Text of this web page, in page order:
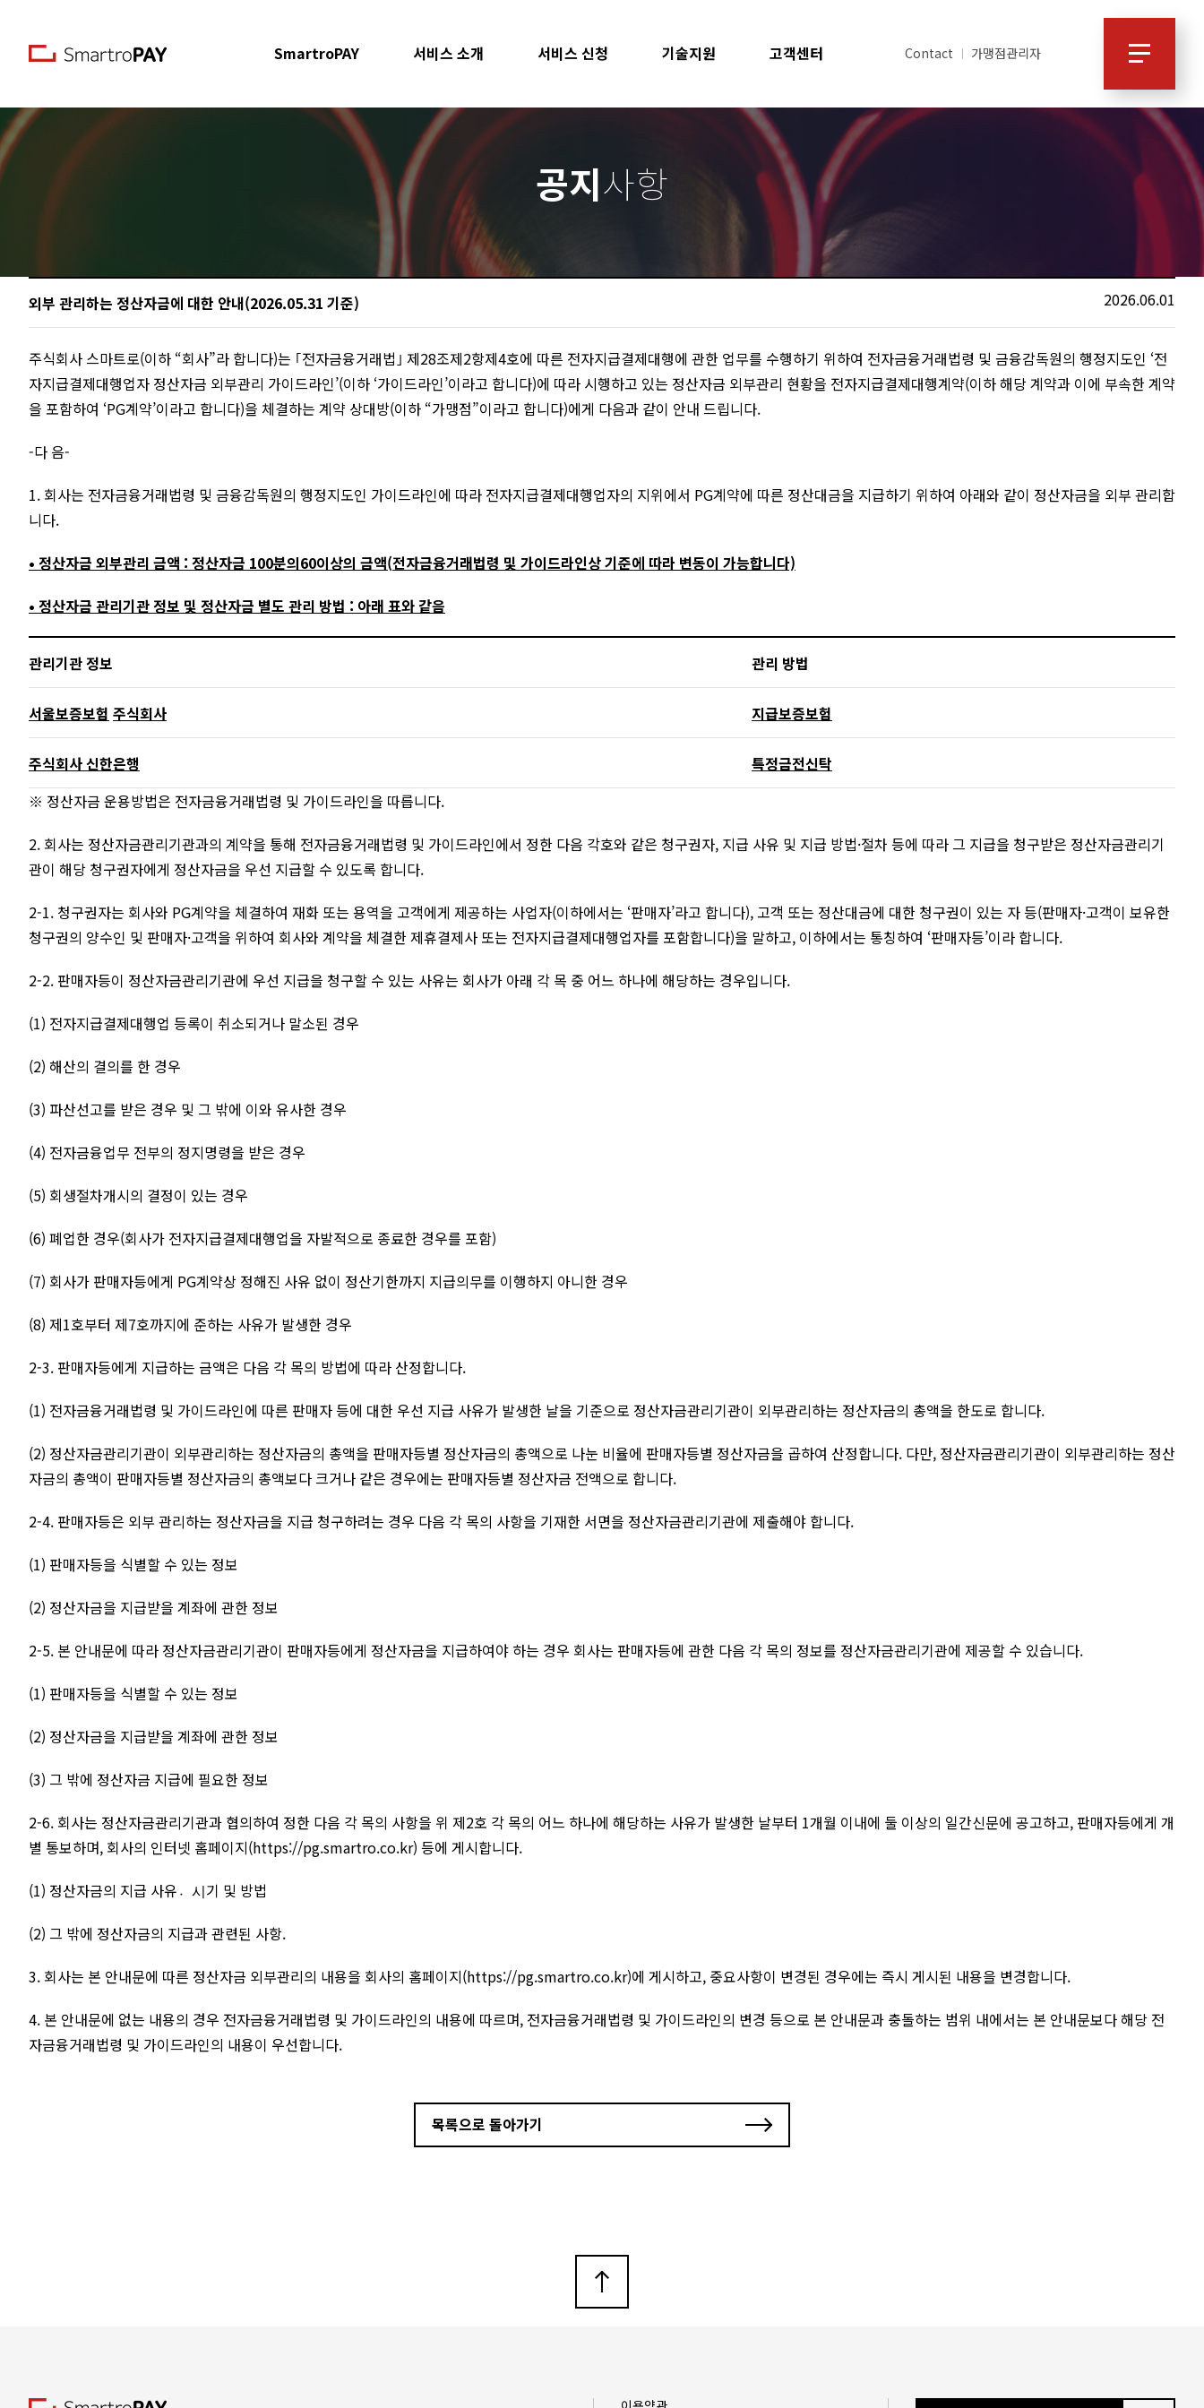
SmartroPAY 서비스 소개 서비스 신청 기술지원 고객센터 Contact 가맹점관리자
공지사항
외부 관리하는 정산자금에 대한 안내(2026.05.31 기준) 2026.06.01
주식회사 스마트로(이하 “회사”라 합니다)는 ｢전자금융거래법｣ 제28조제2항제4호에 따른 전자지급결제대행에 관한 업무를 수행하기 위하여 전자금융거래법령 및 금융감독원의 행정지도인 ‘전
자지급결제대행업자 정산자금 외부관리 가이드라인’(이하 ‘가이드라인’이라고 합니다)에 따라 시행하고 있는 정산자금 외부관리 현황을 전자지급결제대행계약(이하 해당 계약과 이에 부속한 계약
을 포함하여 ‘PG계약’이라고 합니다)을 체결하는 계약 상대방(이하 “가맹점”이라고 합니다)에게 다음과 같이 안내 드립니다.
-다 음-
1. 회사는 전자금융거래법령 및 금융감독원의 행정지도인 가이드라인에 따라 전자지급결제대행업자의 지위에서 PG계약에 따른 정산대금을 지급하기 위하여 아래와 같이 정산자금을 외부 관리합
니다.
• 정산자금 외부관리 금액 : 정산자금 100분의60이상의 금액(전자금융거래법령 및 가이드라인상 기준에 따라 변동이 가능합니다)
• 정산자금 관리기관 정보 및 정산자금 별도 관리 방법 : 아래 표와 같음
관리기관 정보 관리 방법
서울보증보험 주식회사 지급보증보험
주식회사 신한은행
특정금전신탁
※ 정산자금 운용방법은 전자금융거래법령 및 가이드라인을 따릅니다.
2. 회사는 정산자금관리기관과의 계약을 통해 전자금융거래법령 및 가이드라인에서 정한 다음 각호와 같은 청구권자, 지급 사유 및 지급 방법·절차 등에 따라 그 지급을 청구받은 정산자금관리기
관이 해당 청구권자에게 정산자금을 우선 지급할 수 있도록 합니다.
2-1. 청구권자는 회사와 PG계약을 체결하여 재화 또는 용역을 고객에게 제공하는 사업자(이하에서는 ‘판매자’라고 합니다), 고객 또는 정산대금에 대한 청구권이 있는 자 등(판매자·고객이 보유한
청구권의 양수인 및 판매자·고객을 위하여 회사와 계약을 체결한 제휴결제사 또는 전자지급결제대행업자를 포함합니다)을 말하고, 이하에서는 통칭하여 ‘판매자등’이라 합니다.
2-2. 판매자등이 정산자금관리기관에 우선 지급을 청구할 수 있는 사유는 회사가 아래 각 목 중 어느 하나에 해당하는 경우입니다.
(1) 전자지급결제대행업 등록이 취소되거나 말소된 경우
(2) 해산의 결의를 한 경우
(3) 파산선고를 받은 경우 및 그 밖에 이와 유사한 경우
(4) 전자금융업무 전부의 정지명령을 받은 경우
(5) 회생절차개시의 결정이 있는 경우
(6) 폐업한 경우(회사가 전자지급결제대행업을 자발적으로 종료한 경우를 포함)
(7) 회사가 판매자등에게 PG계약상 정해진 사유 없이 정산기한까지 지급의무를 이행하지 아니한 경우
(8) 제1호부터 제7호까지에 준하는 사유가 발생한 경우
2-3. 판매자등에게 지급하는 금액은 다음 각 목의 방법에 따라 산정합니다.
(1) 전자금융거래법령 및 가이드라인에 따른 판매자 등에 대한 우선 지급 사유가 발생한 날을 기준으로 정산자금관리기관이 외부관리하는 정산자금의 총액을 한도로 합니다.
(2) 정산자금관리기관이 외부관리하는 정산자금의 총액을 판매자등별 정산자금의 총액으로 나눈 비율에 판매자등별 정산자금을 곱하여 산정합니다. 다만, 정산자금관리기관이 외부관리하는 정산
자금의 총액이 판매자등별 정산자금의 총액보다 크거나 같은 경우에는 판매자등별 정산자금 전액으로 합니다.
2-4. 판매자등은 외부 관리하는 정산자금을 지급 청구하려는 경우 다음 각 목의 사항을 기재한 서면을 정산자금관리기관에 제출해야 합니다.
(1) 판매자등을 식별할 수 있는 정보
(2) 정산자금을 지급받을 계좌에 관한 정보
2-5. 본 안내문에 따라 정산자금관리기관이 판매자등에게 정산자금을 지급하여야 하는 경우 회사는 판매자등에 관한 다음 각 목의 정보를 정산자금관리기관에 제공할 수 있습니다.
(1) 판매자등을 식별할 수 있는 정보
(2) 정산자금을 지급받을 계좌에 관한 정보
(3) 그 밖에 정산자금 지급에 필요한 정보
2-6. 회사는 정산자금관리기관과 협의하여 정한 다음 각 목의 사항을 위 제2호 각 목의 어느 하나에 해당하는 사유가 발생한 날부터 1개월 이내에 둘 이상의 일간신문에 공고하고, 판매자등에게 개
별 통보하며, 회사의 인터넷 홈페이지(https://pg.smartro.co.kr) 등에 게시합니다.
(1) 정산자금의 지급 사유시〮기 및 방법
(2) 그 밖에 정산자금의 지급과 관련된 사항.
3. 회사는 본 안내문에 따른 정산자금 외부관리의 내용을 회사의 홈페이지(https://pg.smartro.co.kr)에 게시하고, 중요사항이 변경된 경우에는 즉시 게시된 내용을 변경합니다.
4. 본 안내문에 없는 내용의 경우 전자금융거래법령 및 가이드라인의 내용에 따르며, 전자금융거래법령 및 가이드라인의 변경 등으로 본 안내문과 충돌하는 범위 내에서는 본 안내문보다 해당 전
자금융거래법령 및 가이드라인의 내용이 우선합니다.
목록으로 돌아가기